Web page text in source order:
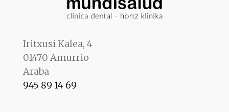
Iritxusi Kalea, 4
01470 Amurrio
Araba
945 89 14 69